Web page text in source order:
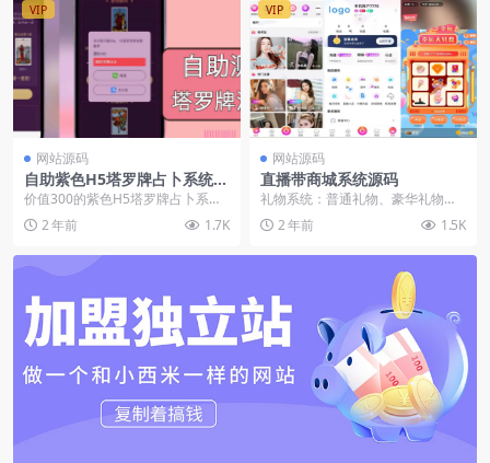
VIP
网站源码
自助紫色H5塔罗牌占卜系统源
码（独立版）- 完整下载与搭
建教程
价值300的紫色H5塔罗牌占卜系统
独立版源码，塔罗牌的流量池是非
常巨大的，现在这...
2 年前 1.7K
VIP
网站源码
直播带商城系统源码
礼物系统：普通礼物、豪华礼物、
热门礼物、守护礼物、幸运礼物提
现方式：统一平台提现...
2 年前 1.5K